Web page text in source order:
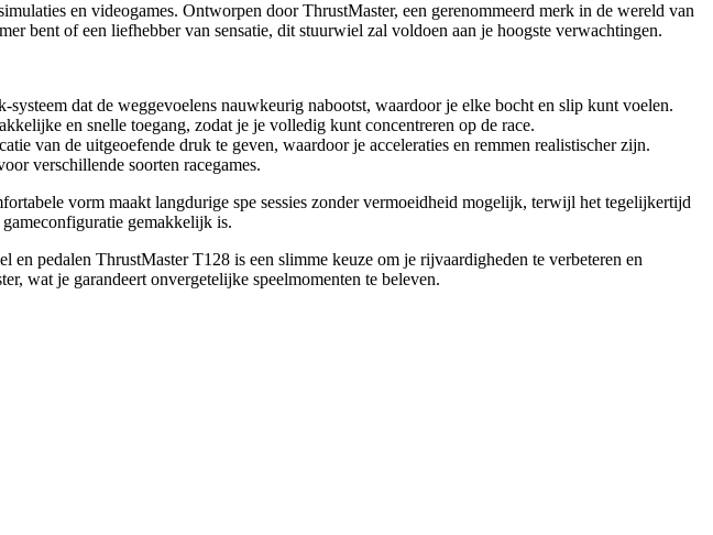
en videogames. Ontworpen door ThrustMaster, een gerenommeerd merk in de wereld van
bent of een liefhebber van sensatie, dit stuurwiel zal voldoen aan je hoogste verwachtingen.
systeem dat de weggevoelens nauwkeurig nabootst, waardoor je elke bocht en slip kunt voelen.
en snelle toegang, zodat je je volledig kunt concentreren op de race.
van de uitgeoefende druk te geven, waardoor je acceleraties en remmen realistischer zijn.
verschillende soorten racegames.
vorm maakt langdurige spe sessies zonder vermoeidheid mogelijk, terwijl het tegelijkertijd
gemakkelijk is.
pedalen ThrustMaster T128 is een slimme keuze om je rijvaardigheden te verbeteren en
wat je garandeert onvergetelijke speelmomenten te beleven.